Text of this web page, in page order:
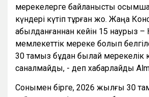
мерекелерге байланысты
күндері күтіп тұрған жоқ. Жаңа
қабылданғаннан кейін 15 наурыз –
мемлекеттік мереке болып
30 тамыз бұдан былай мерекелік
саналмайды, - деп хабарлайды
Сонымен бірге, 2026 жылғы 30